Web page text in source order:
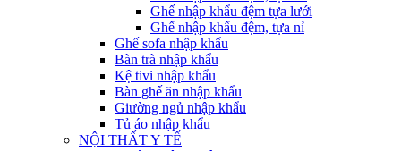
Ghế nhập khẩu đệm tựa lưới
Ghế nhập khẩu đệm, tựa nỉ
Ghế sofa nhập khẩu
Bàn trà nhập khẩu
Kệ tivi nhập khẩu
Bàn ghế ăn nhập khẩu
Giường ngủ nhập khẩu
Tủ áo nhập khẩu
NỘI THẤT Y TẾ